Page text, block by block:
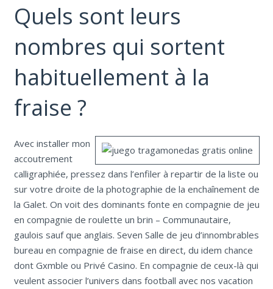
Quels sont leurs
nombres qui sortent
habituellement à la
fraise ?
Avec installer mon
accoutrement
calligraphiée, pressez dans l’enfiler à repartir de la liste ou
sur votre droite de la photographie de la enchaînement de
la Galet. On voit des dominants fonte en compagnie de jeu
en compagnie de roulette un brin – Communautaire,
gaulois sauf que anglais. Seven Salle de jeu d’innombrables
bureau en compagnie de fraise en direct, du idem chance
dont Gxmble ou Privé Casino. En compagnie de ceux-là qui
veulent associer l’univers dans football avec nos vacation